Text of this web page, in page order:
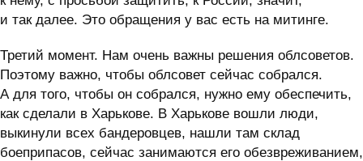
и так далее. Это обращения у вас есть на митинге.
Третий момент. Нам очень важны решения облсоветов.
Поэтому важно, чтобы облсовет сейчас собрался.
А для того, чтобы он собрался, нужно ему обеспечить,
как сделали в Харькове. В Харькове вошли люди,
выкинули всех бандеровцев, нашли там склад
боеприпасов, сейчас занимаются его обезвреживанием,